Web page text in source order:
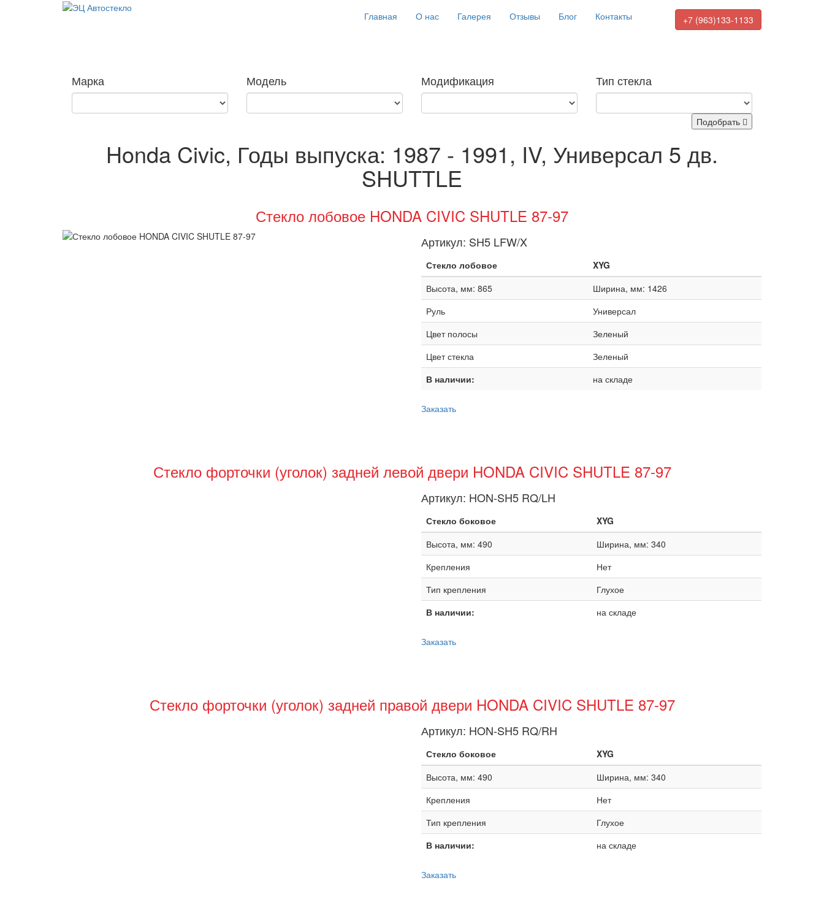
Главная О нас Галерея Отзывы Блог Контакты +7 (963)133-1133
Марка Модель Модификация Тип стекла
Подобрать
Honda Civic, Годы выпуска: 1987 - 1991, IV, Универсал 5 дв.
SHUTTLE
Стекло лобовое HONDA CIVIC SHUTLE 87-97
Артикул: SH5 LFW/X
Стекло лобовое
XYG
Высота, мм: 865
Ширина, мм: 1426
Руль
Универсал
Цвет полосы
Зеленый
Цвет стекла
Зеленый
В наличии:
на складе
Заказать
Стекло форточки (уголок) задней левой двери HONDA CIVIC SHUTLE 87-97
Артикул: HON-SH5 RQ/LH
Стекло боковое
XYG
Высота, мм: 490
Ширина, мм: 340
Крепления
Нет
Тип крепления
Глухое
В наличии:
на складе
Заказать
Стекло форточки (уголок) задней правой двери HONDA CIVIC SHUTLE 87-97
Артикул: HON-SH5 RQ/RH
Стекло боковое
XYG
Высота, мм: 490
Ширина, мм: 340
Крепления
Нет
Тип крепления
Глухое
В наличии:
на складе
Заказать